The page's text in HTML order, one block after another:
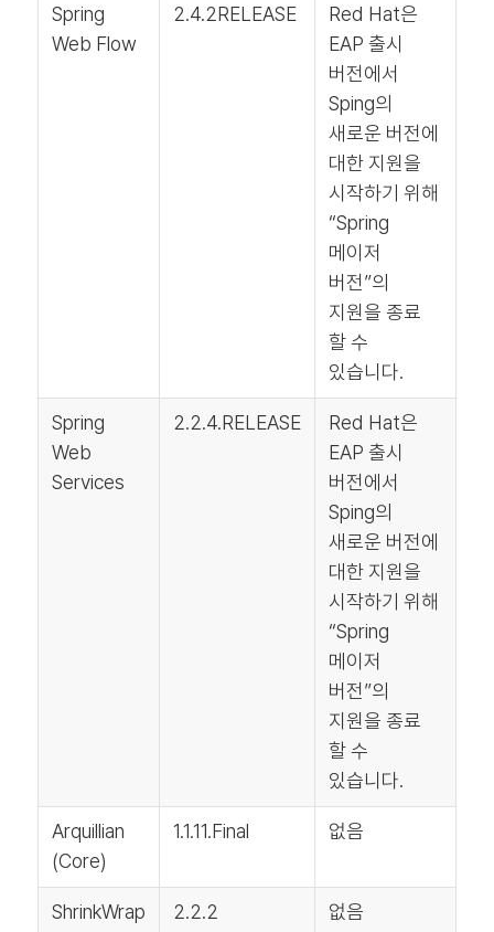
Spring
Web Flow
2.4.2RELEASE
Red Hat은
EAP 출시
버전에서
Sping의
새로운 버전에
대한 지원을
시작하기 위해
“Spring
메이저
버전”의
지원을 종료
할 수
있습니다.
Spring
Web
Services
2.2.4.RELEASE
Red Hat은
EAP 출시
버전에서
Sping의
새로운 버전에
대한 지원을
시작하기 위해
“Spring
메이저
버전”의
지원을 종료
할 수
있습니다.
Arquillian
(Core)
1.1.11.Final 없음
ShrinkWrap
2.2.2 없음